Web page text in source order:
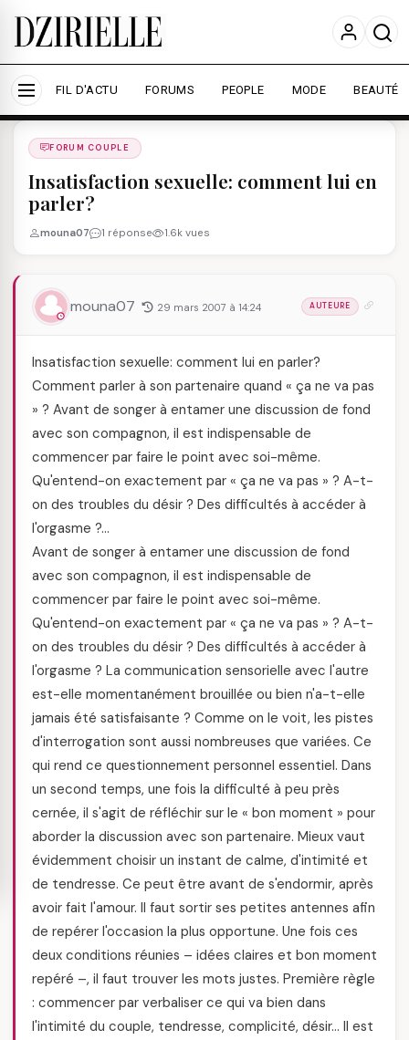
Nous utilisons des cookies pour améliorer votre
expérience et mesurer l'audience.
En savoir plus
Accepter tout Personnaliser
FIL D'ACTU FORUMS PEOPLE MODE BEAUTÉ
Forums
FORUM COUPLE
Insatisfaction sexuelle: comment lui en
parler?
mouna07 1 réponse 1.6k vues
mouna07 29 mars 2007 à 14:24 AUTEURE
Insatisfaction sexuelle: comment lui en parler?
Comment parler à son partenaire quand « ça ne va pas
» ? Avant de songer à entamer une discussion de fond
avec son compagnon, il est indispensable de
commencer par faire le point avec soi-même.
Qu'entend-on exactement par « ça ne va pas » ? A-t-
on des troubles du désir ? Des difficultés à accéder à
l'orgasme ?…
Avant de songer à entamer une discussion de fond
avec son compagnon, il est indispensable de
commencer par faire le point avec soi-même.
Qu'entend-on exactement par « ça ne va pas » ? A-t-
on des troubles du désir ? Des difficultés à accéder à
l'orgasme ? La communication sensorielle avec l'autre
est-elle momentanément brouillée ou bien n'a-t-elle
jamais été satisfaisante ? Comme on le voit, les pistes
d'interrogation sont aussi nombreuses que variées. Ce
qui rend ce questionnement personnel essentiel. Dans
un second temps, une fois la difficulté à peu près
cernée, il s'agit de réfléchir sur le « bon moment » pour
aborder la discussion avec son partenaire. Mieux vaut
évidemment choisir un instant de calme, d'intimité et
de tendresse. Ce peut être avant de s'endormir, après
avoir fait l'amour. Il faut sortir ses petites antennes afin
de repérer l'occasion la plus opportune. Une fois ces
deux conditions réunies – idées claires et bon moment
repéré –, il faut trouver les mots justes. Première règle
: commencer par verbaliser ce qui va bien dans
l'intimité du couple, tendresse, complicité, désir… Il est